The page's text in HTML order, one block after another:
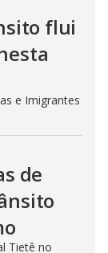
flui
e Imigrantes
de
Tietê no